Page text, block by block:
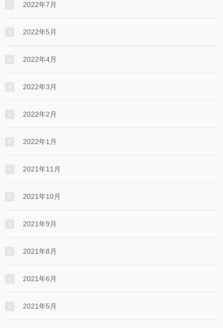
2022年7月
2022年5月
2022年4月
2022年3月
2022年2月
2022年1月
2021年11月
2021年10月
2021年9月
2021年8月
2021年6月
2021年5月